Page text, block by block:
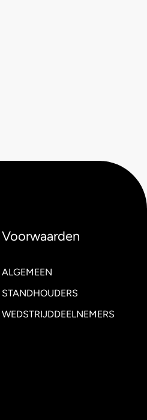
Voorwaarden
ALGEMEEN
STANDHOUDERS
WEDSTRIJDDEELNEMERS